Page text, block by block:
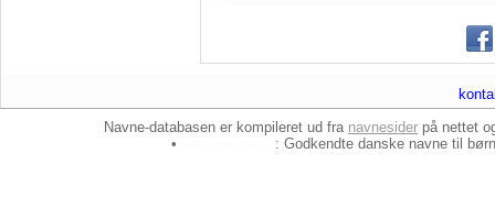
Navne-databasen er kompileret ud fra navnesider på nettet
•
: Godkendte danske navne til børn